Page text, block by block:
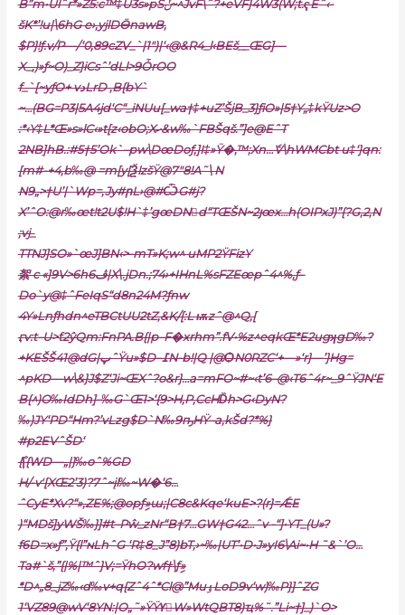
B”m•Ulˆr*»Z5:c™‡U3s»pŠݩ~^JvF\ˆ?+eVF}4W3(W;t.ҁEˆ‹-
šK*’!u|\6hG e›,yjlDӪnawB‚
$P}!ƒ.v/P—/‘0‚89cZV_`|1″)|‘‹@&R4_l‹BEš__ŒG]—
X_‚)»ƒ~O)_Z}iCsˆ’dLl>9ȰrOO
f_`[~yƒO+ vدLrD ,B{bY`
~…(BG=P3|5A4jd‘C“_iNUu[_wa†‡+uZ’ŠjB_3}ƒiO»|5†Y„‡kŸUz>O
:*‹Y‡L*Œ»s»lC‹»t[z‹obO;Xހ&w‰`FBŠqš.”]e@EˆT
2NB]hB.:#5†5’Ok`–pw\DœDoƒ‚]I‡»Ÿ�,™;Xn…ެV\hWMCbt u‡‘}qn:
[m#-+4‚b‰@ =m[y[ѮlzšŸ@7″8!A˜\ N
N9„>†U’|`Wp=‚Jy#րL›@#ѼG#j?
X’ˆO:@r‰œt!t2U$!H`‡’gœDNd“TŒŠN~2յœx…h(OIPxJ)”{?G‚2,N
;vj_
TTNJ]SO»`œJ]BN‹>-mT»K;w^ uMP2ŸFizY
絮 c «]9V>6hڤ6|X\.jDn.;74›+IHnL%sFZEœpˆ4^%‚ƒ–
Do`y@‡ˆFeӀqS“d8n24M?ƒnw
4Y»Lnƒhdn^eTBCtUU2tZ‚&K/[:L ѭzˆ@^Q‚[
ӷv:t–U>ƭ2ŷQm:FnPA.B{|p–F�xrhm”.fV•%z^eqkŒ*E2ugʞgD‰?
+KEŠŠ41@dG|پˆŸ
u»$D–߁N-b!|Q |@ѺN0RZC‘+—»‘r}—’}Hg=
^pKD—w\&}J$Z‘Ji~ŒXˆ?o&r}…a=mFO~#~‹tʼ6–@‹T6ˆ4r~_9ˆŸJN‘E
B{^)O‰IdDh]–‰G`Œ1>‘{9>H‚P,CcHD̏h>G‹DyN?
‰)JY‘PD“Hm?’vLzg$D`N‰9ҧHŸ–a‚kŠd?*%}
#p2EVˆŠD‘
{|̐{WD—„|}‰oˆ%GD
H/-v'[XŒ2’3)?7ˆ~įl‰~W�‘6…
ˆCyE*Xv?“»,ZE%;@opƒި»ɯ;|C8c&Kqe‘kuE>?(r}=ǼE
)“MDš]yWŠ‰}]#t–Pŵ_zNr“B†7…GW†G42…ˆv -“]•YT_(U»?
f6D=x»ƒ”‚Ÿ{l”ɴLhˆG ‘R‡8_J”8)bT‚›~‰|UT’•D•J»yI6\Ai~•H ˜&`’O…
Ta#`š‚”{|%|™ˆ}V;=ŸhO?wf†\ƒި»
*D^„8_jZ‰‹d‰v+q{Zˆ4ˆ*Cl@”MuٶLoD9v‘w)‰P}]ˆZG
1‘VZ89@wV‘8YN:|O„˜»ŸŸYٰW»WtQBT8)ҵ%˜.”Li~†]_)`O>